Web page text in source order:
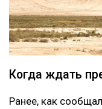
Когда ждать
Ранее, как